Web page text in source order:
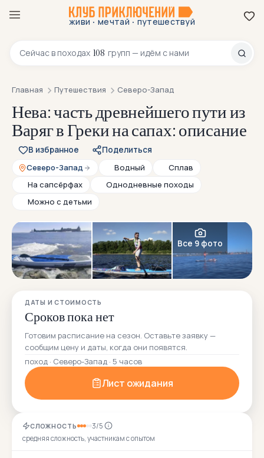
живи · мечтай · путешествуй
Сейчас в походах 108 групп — идём с нами
8 800 200-70-23
Главная Путешествия Северо-Запад
Нева: часть древнейшего пути из
Варяг в Греки на сапах: описание
В избранное
Поделиться
Северо-Запад
Водный
Сплав
На сапсёрфах
Однодневные походы
Можно с детьми
Все 9 фото
СЛОЖНОСТЬ 3/5
средняя сложность, участникам с опытом
ДАТЫ И СТОИМОСТЬ
Сроков пока нет
Готовим расписание на сезон. Оставьте заявку —
сообщим цену и даты, когда они появятся.
поход · Северо-Запад · 5 часов
Лист ожидания